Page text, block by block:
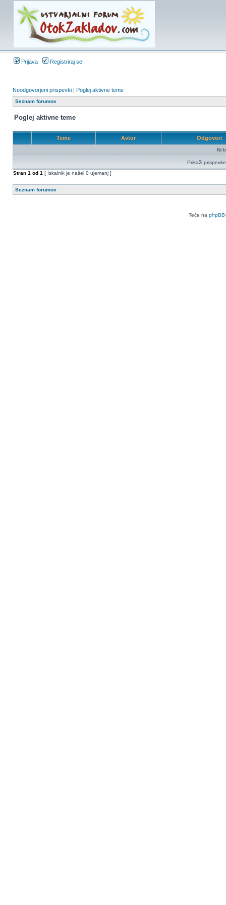
Prijava Registriraj se!
Neodgovorjeni prispevki | Poglej aktivne teme
Seznam forumov
Poglej aktivne teme
Teme Avtor Odgovori
Ni
Prikaži
Stran 1 od 1 [ Iskalnik je našel 0 ujemanj ]
Seznam forumov
Teče na phpBB